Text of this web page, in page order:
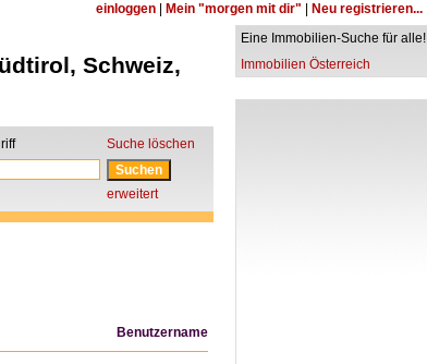
einloggen Mein "morgen mit dir" Neu registrieren...
Schweiz,
Suche löschen
erweitert
Benutzername
Eine Immobilien-Suche für alle!
Immobilien Österreich